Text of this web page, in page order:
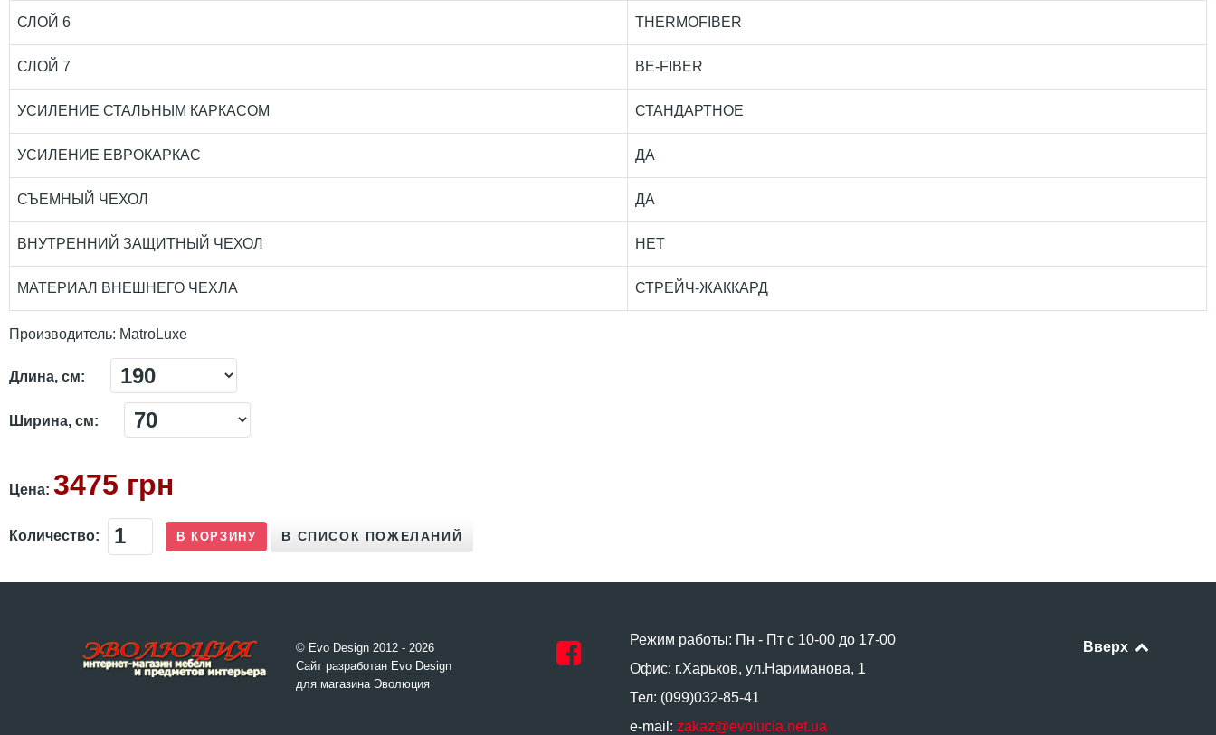
СЛОЙ 6 THERMOFIBER
СЛОЙ 7 BE-FIBER
УСИЛЕНИЕ СТАЛЬНЫМ КАРКАСОМ СТАНДАРТНОЕ
УСИЛЕНИЕ ЕВРОКАРКАС ДА
СЪЕМНЫЙ ЧЕХОЛ ДА
ВНУТРЕННИЙ ЗАЩИТНЫЙ ЧЕХОЛ НЕТ
МАТЕРИАЛ ВНЕШНЕГО ЧЕХЛА СТРЕЙЧ-ЖАККАРД
Производитель: MatroLuxe
Длина, см:
Ширина, см:
Цена: 3475 грн
Количество:
© Evo Design 2012 - 2026
Сайт разработан Evo Design
для магазина Эволюция
Режим работы: Пн - Пт с 10-00 до 17-00
Офис: г.Харьков, ул.Нариманова, 1
Тел: (099)032-85-41
e-mail: zakaz@evolucia.net.ua
Вверх